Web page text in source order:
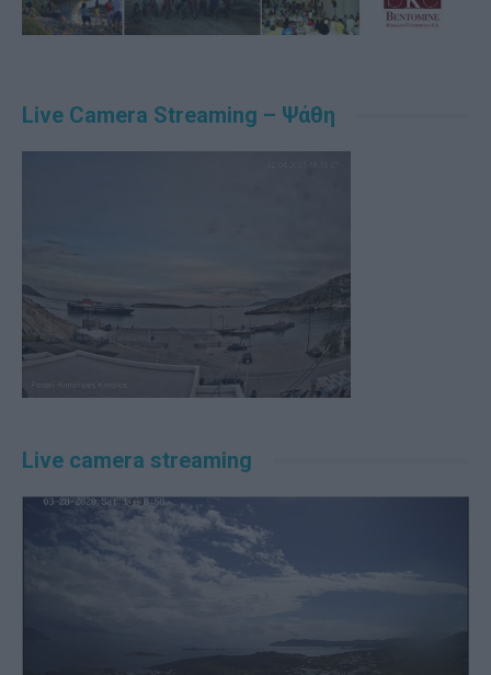
Live Camera Streaming – Ψάθη
Live camera streaming